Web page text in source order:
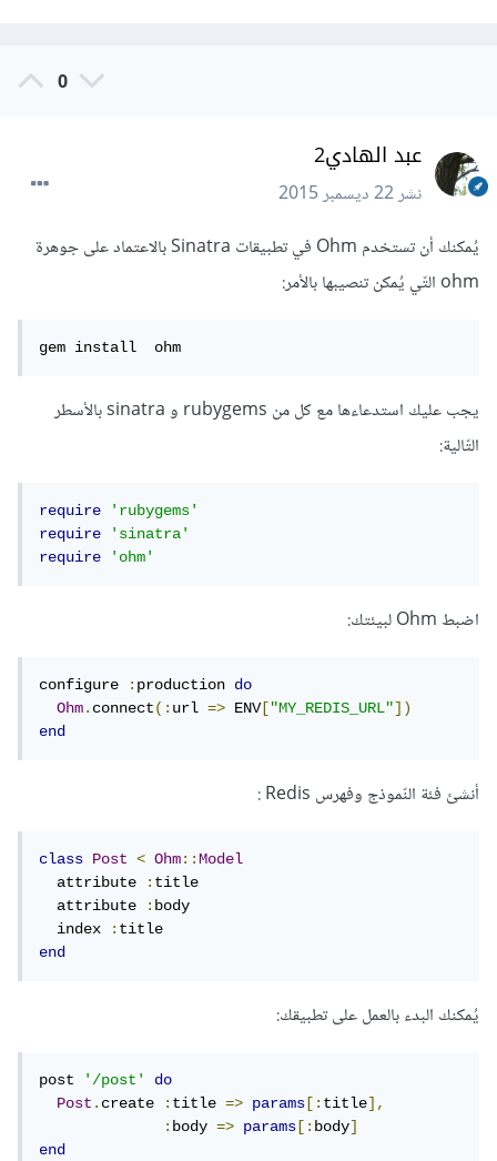
0
عبد الهادي2
نشر22 ديسمبر 2015
يُمكنك أن تستخدم Ohm في تطبيقات Sinatra بالاعتماد على جوهرة
ohm التّي يُمكن تنصيبها بالأمر:
gem install  ohm
يجب عليك استدعاءها مع كل من rubygems و sinatra بالأسطر
التّالية:
require
'rubygems'
require
'sinatra'
require
'ohm'
اضبط Ohm لبيئتك:
configure :production do
Ohm.connect(:url => ENV["MY_REDIS_URL"])
end
أنشئ فئة النّموذج وفهرس Redis :
class Post < Ohm::Model
  attribute
:title
  attribute
:body
  index
:
end
يُمكنك البدء بالعمل على تطبيقك:
post '/post'
do
Post.create :title => params [:title],
:body => params [:body]
end